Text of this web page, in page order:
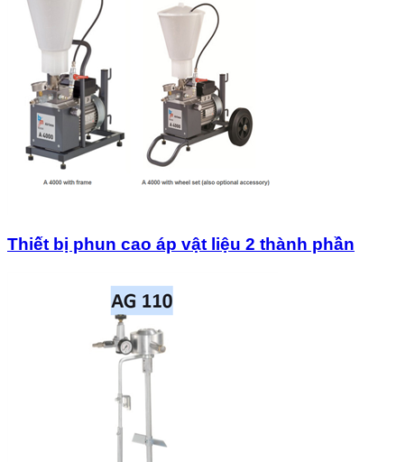
Thiết bị phun cao áp vật liệu 2 thành phần